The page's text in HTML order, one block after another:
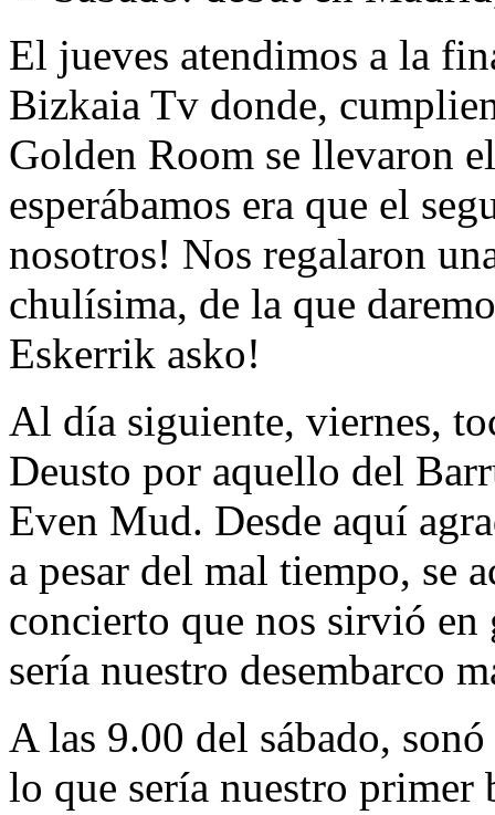
El jueves atendimos a la
Bizkaia Tv donde,
Golden Room se llevaron
esperábamos era que el
nosotros! Nos regalaron
chulísima, de la que
Eskerrik asko!
Al día siguiente, viernes,
Deusto por aquello del
Even Mud. Desde aquí
a pesar del mal tiempo, se
concierto que nos sirvió en
sería nuestro desembarco
A las 9.00 del sábado,
lo que sería nuestro primer